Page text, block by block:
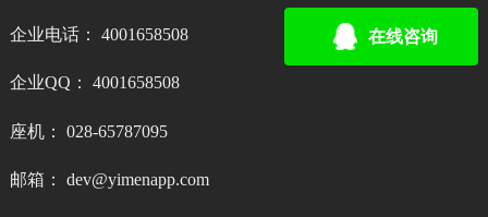
企业电话： 4001658508
企业QQ： 4001658508
座机： 028-65787095
邮箱： dev@yimenapp.com
在线咨询